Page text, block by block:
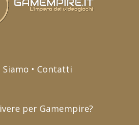
Siamo • Contatti
per Gamempire?